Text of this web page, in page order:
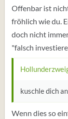
Offenbar ist
fröhlich wie du.
doch nicht
"falsch
kuschle dich
Wenn dies so